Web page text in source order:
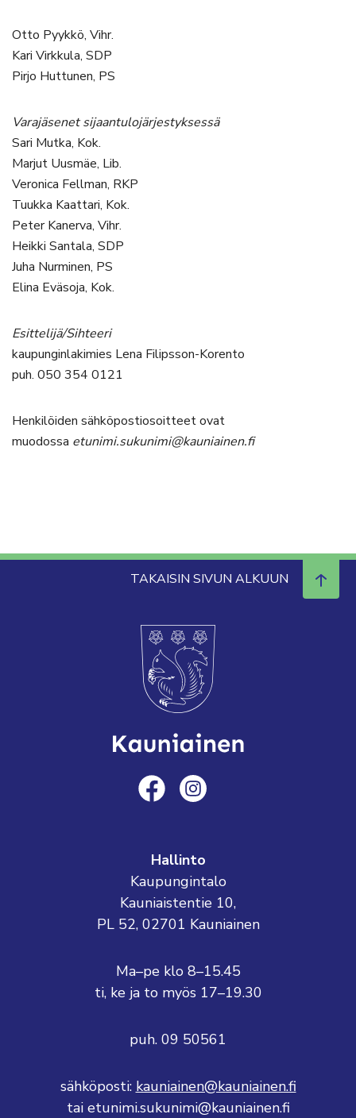
Otto Pyykkö, Vihr.
Kari Virkkula, SDP
Pirjo Huttunen, PS
Varajäsenet sijaantulojärjestyksessä
Sari Mutka, Kok.
Marjut Uusmäe, Lib.
Veronica Fellman, RKP
Tuukka Kaattari, Kok.
Peter Kanerva, Vihr.
Heikki Santala, SDP
Juha Nurminen, PS
Elina Eväsoja, Kok.
Esittelijä/Sihteeri
kaupunginlakimies Lena Filipsson-Korento
puh. 050 354 0121
Henkilöiden sähköpostiosoitteet ovat
muodossa etunimi.sukunimi@kauniainen.fi
TAKAISIN SIVUN ALKUUN
Hallinto
Kaupungintalo
Kauniaistentie 10,
PL 52, 02701 Kauniainen
Ma–pe klo 8–15.45
ti, ke ja to myös 17–19.30
puh. 09 50561
sähköposti: kauniainen@kauniainen.fi
tai etunimi.sukunimi@kauniainen.fi